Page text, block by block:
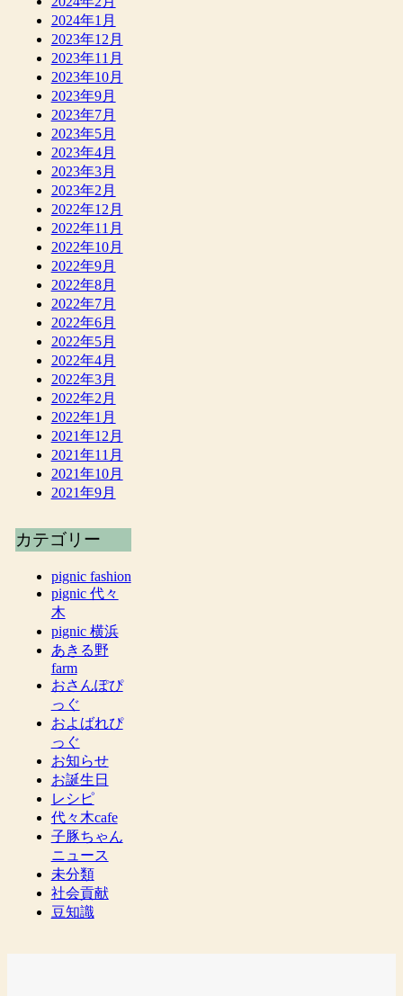
2024年1月
2023年12月
2023年11月
2023年10月
2023年9月
2023年7月
2023年5月
2023年4月
2023年3月
2023年2月
2022年12月
2022年11月
2022年10月
2022年9月
2022年8月
2022年7月
2022年6月
2022年5月
2022年4月
2022年3月
2022年2月
2022年1月
2021年12月
2021年11月
2021年10月
2021年9月
カテゴリー
pignic fashion
pignic 代々
木
pignic 横浜
あきる野
farm
おさんぽぴ
っぐ
およばれぴ
っぐ
お知らせ
お誕生日
レシピ
代々木cafe
子豚ちゃん
ニュース
未分類
社会貢献
豆知識